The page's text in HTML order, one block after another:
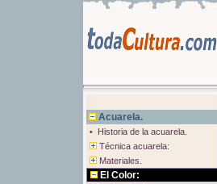
Acuarela.
• Historia de la acuarela.
Técnica acuarela:
Materiales.
El Color: